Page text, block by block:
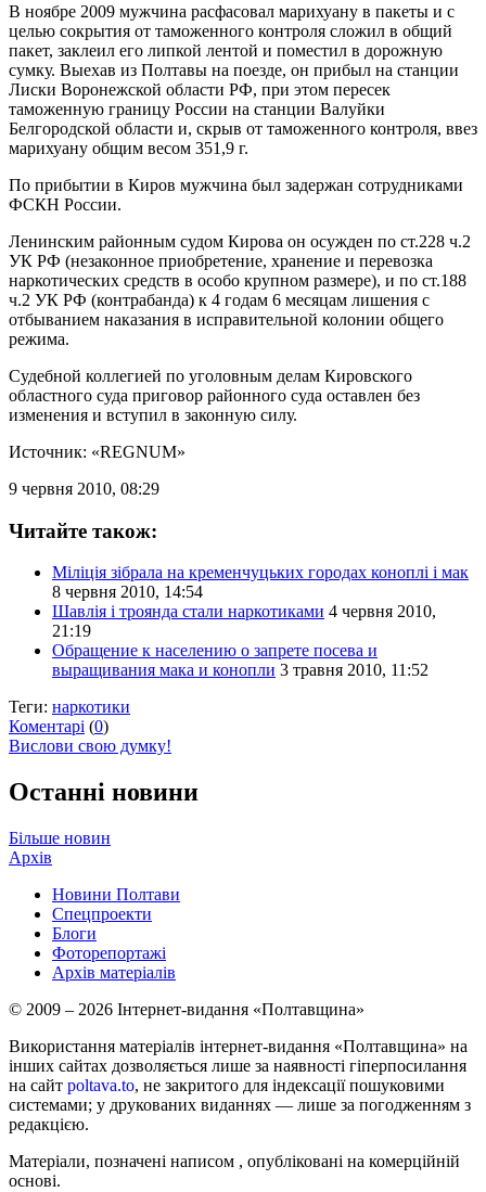
В ноябре 2009 мужчина расфасовал марихуану в пакеты и с
целью сокрытия от таможенного контроля сложил в общий
пакет, заклеил его липкой лентой и поместил в дорожную
сумку. Выехав из Полтавы на поезде, он прибыл на станции
Лиски Воронежской области РФ, при этом пересек
таможенную границу России на станции Валуйки
Белгородской области и, скрыв от таможенного контроля, ввез
марихуану общим весом 351,9 г.
По прибытии в Киров мужчина был задержан сотрудниками
ФСКН России.
Ленинским районным судом Кирова он осужден по ст.228 ч.2
УК РФ (незаконное приобретение, хранение и перевозка
наркотических средств в особо крупном размере), и по ст.188
ч.2 УК РФ (контрабанда) к 4 годам 6 месяцам лишения с
отбыванием наказания в исправительной колонии общего
режима.
Судебной коллегией по уголовным делам Кировского
областного суда приговор районного суда оставлен без
изменения и вступил в законную силу.
Источник: «REGNUM»
9 червня 2010, 08:29
Читайте також:
Міліція зібрала на кременчуцьких городах коноплі і мак
8 червня 2010, 14:54
Шавлія і троянда стали наркотиками 4 червня 2010,
21:19
Обращение к населению о запрете посева и
выращивания мака и конопли 3 травня 2010, 11:52
Теги: наркотики
Коментарі (0)
Вислови свою думку!
Останні новини
Більше новин
Архів
Новини Полтави
Спецпроекти
Блоги
Фоторепортажі
Архів матеріалів
© 2009 – 2026 Інтернет-видання «Полтавщина»
Використання матеріалів інтернет-видання «Полтавщина» на
інших сайтах дозволяється лише за наявності гіперпосилання
на сайт poltava.to, не закритого для індексації пошуковими
системами; у друкованих виданнях — лише за погодженням з
редакцією.
Матеріали, позначені написом , опубліковані на комерційній
основі.